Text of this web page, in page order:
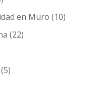
en Muro (10)
(22)
(5)